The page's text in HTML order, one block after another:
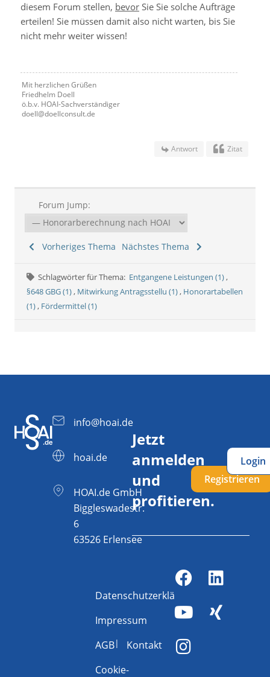
diesem Forum stellen, bevor Sie Sie solche Aufträge
erteilen! Sie müssen damit also nicht warten, bis Sie
nicht mehr weiter wissen!
Mit herzlichen Grüßen
Friedhelm Doell
ö.b.v. HOAI-Sachverständiger
doell@doellconsult.de
Antwort Zitat
Forum Jump:
Vorheriges Thema Nächstes Thema
Schlagwörter für Thema: Entgangene Leistungen (1),
§648 GBG (1), Mitwirkung Antragsstellu (1), Honorartabellen
(1), Fördermittel (1)
info@hoai.de
hoai.de
HOAI.de GmbH
Biggleswadestr.
6
63526 Erlensee
Jetzt
anmelden
und
profitieren.
Registrieren
Login
Datenschutzerklärung
Impressum
AGB
Kontakt
Cookie-